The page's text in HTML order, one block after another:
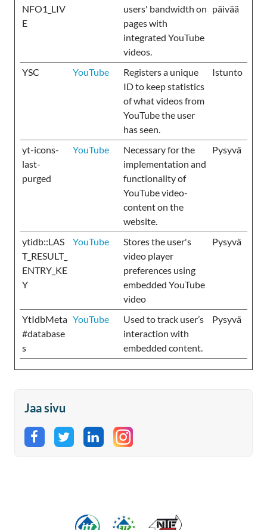
NFO1_LIV
E
users' bandwidth on
pages with
integrated YouTube
videos.
päivää
YSC YouTube
Registers a unique
ID to keep statistics
of what videos from
YouTube the user
has seen.
Istunto
yt-icons-
last-
purged
YouTube
Necessary for the
implementation and
functionality of
YouTube video-
content on the
website.
Pysyvä
ytidb::LAS
T_RESULT_
ENTRY_KE
Y
YouTube
Stores the user's
video player
preferences using
embedded YouTube
video
Pysyvä
YtIdbMeta
#database
s
YouTube
Used to track user’s
interaction with
embedded content.
Pysyvä
Jaa sivu
Jaa Facebookissa
Jaa Twitterissä
Jaa LinkedInissä